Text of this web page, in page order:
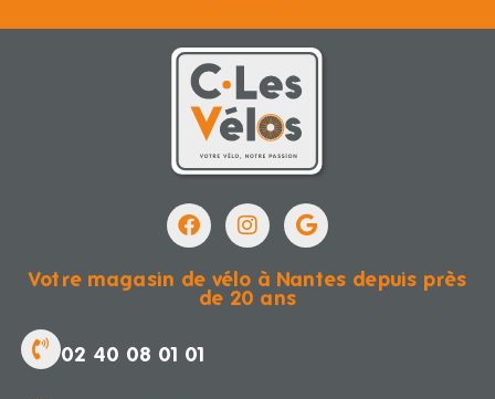
Votre magasin de vélo à Nantes depuis près
de 20 ans
02 40 08 01 01